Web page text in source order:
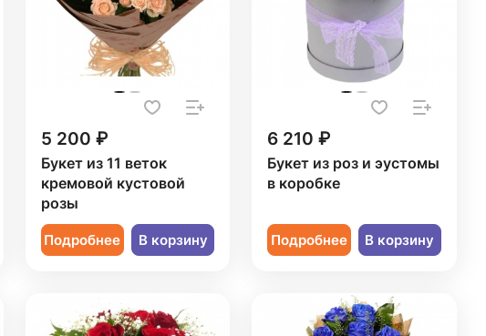
5 200 ₽
Букет из 11 веток
кремовой кустовой
розы
Подробнее В корзину
6 210 ₽
Букет из роз и эустомы
в коробке
Подробнее В корзину